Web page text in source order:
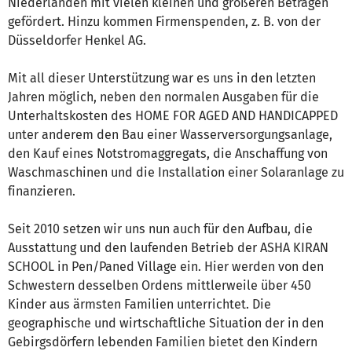
gefördert. Hinzu kommen Firmenspenden, z. B. von der
Düsseldorfer Henkel AG.
Mit all dieser Unterstützung war es uns in den letzten
Jahren möglich, neben den normalen Ausgaben für die
Unterhaltskosten des HOME FOR AGED AND HANDICAPPED
unter anderem den Bau einer Wasserversorgungsanlage,
den Kauf eines Notstromaggregats, die Anschaffung von
Waschmaschinen und die Installation einer Solaranlage zu
finanzieren.
Seit 2010 setzen wir uns nun auch für den Aufbau, die
Ausstattung und den laufenden Betrieb der ASHA KIRAN
SCHOOL in Pen/Paned Village ein. Hier werden von den
Schwestern desselben Ordens mittlerweile über 450
Kinder aus ärmsten Familien unterrichtet. Die
geographische und wirtschaftliche Situation der in den
Gebirgsdörfern lebenden Familien bietet den Kindern